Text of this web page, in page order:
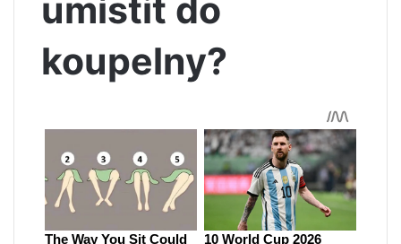
umístit do
koupelny?